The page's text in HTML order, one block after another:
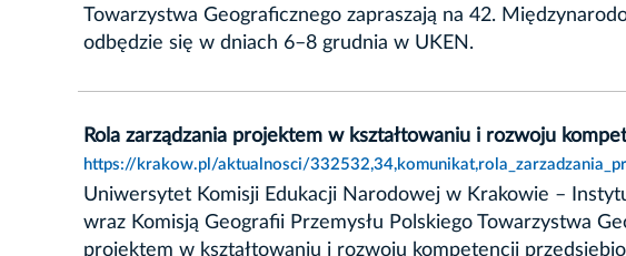
Towarzystwa Geograficznego zapraszają na 42.
odbędzie się w dniach 6–8 grudnia w UKEN.
Rola zarządzania projektem w kształtowaniu i rozwoju
https://krakow.pl/aktualnosci/
Uniwersytet Komisji Edukacji Narodowej w Krakowie –
wraz Komisją Geografii Przemysłu Polskiego Towarzystwa
projektem w kształtowaniu i rozwoju kompetencji